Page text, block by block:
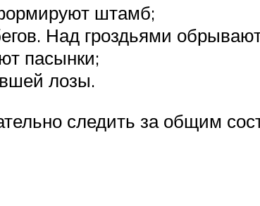
штамб;
Над гроздьями
пасынки;
лозы.
следить за общим